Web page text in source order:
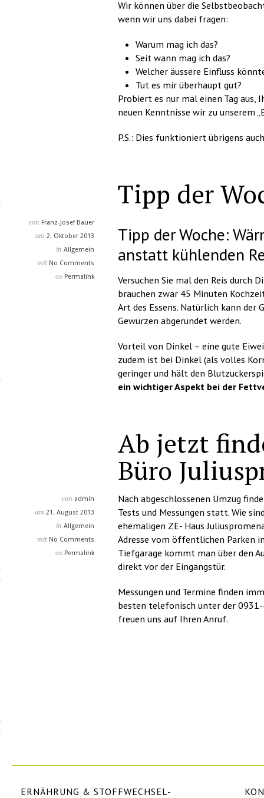
Wir können über die
wenn wir uns dabei fragen:
Warum mag ich das?
Seit wann mag ich das?
Welcher äussere Einfluss
Tut es mir überhaupt gut?
Probiert es nur mal einen Tag aus,
neuen Kenntnisse wir zu unserem
P.S.: Dies funktioniert übrigens
Tipp der
von Franz-Josef Bauer
am 2. Oktober 2013
in Allgemein
mit No Comments
Permalink
Tipp der Woche:
anstatt kühlenden
Versuchen Sie mal den Reis durch
brauchen zwar 45 Minuten
Art des Essens. Natürlich kann der
Gewürzen abgerundet werden.
Vorteil von Dinkel – eine gute
zudem ist bei Dinkel (als volles
geringer und hält den
ein wichtiger Aspekt bei der
Ab jetzt
Büro
von admin
am 21. August 2013
in Allgemein
mit No Comments
Permalink
Nach abgeschlossenen Umzug
Tests und Messungen statt. Wie
ehemaligen ZE- Haus
Adresse vom öffentlichen Parken in
Tiefgarage kommt man über den
direkt vor der Eingangstür.
Messungen und Termine finden
besten telefonisch unter der
freuen uns auf Ihren Anruf.
ERNÄHRUNG & STOFFWECHSEL-